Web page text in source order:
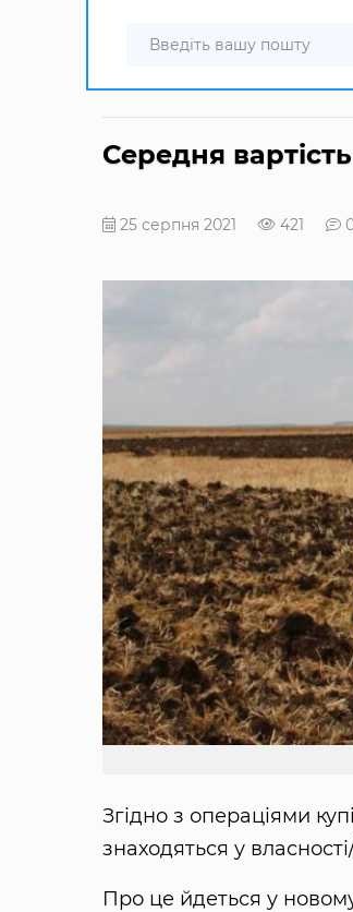
Середня
25 серпня 2021 421
Згідно з операціями
знаходяться у
Про це йдеться у